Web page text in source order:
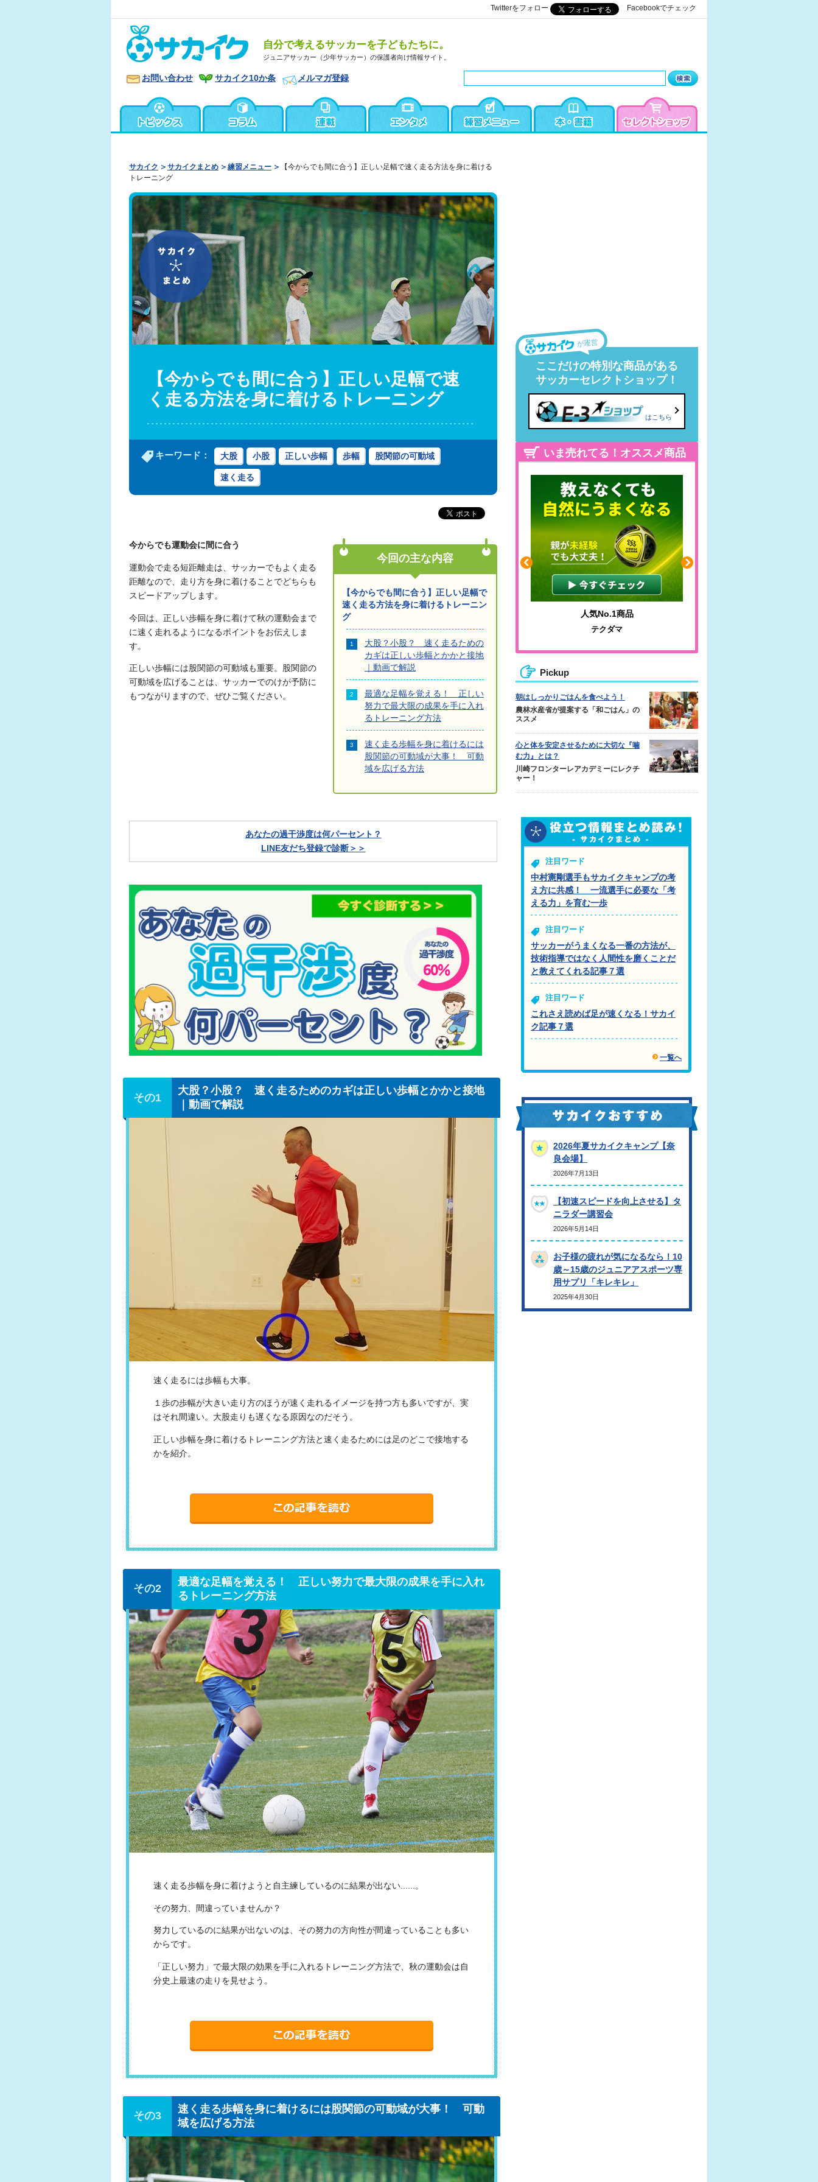
Twitterをフォロー Facebookでチェック
自分で考えるサッカーを子どもたちに。
ジュニアサッカー（少年サッカー）の保護者向け情報サイト。
お問い合わせ サカイク10か条 メルマガ登録
サカイク サカイクまとめ 練習メニュー
【今からでも間に合う】正しい足幅で速く走る方法を身に着ける
トレーニング
【今からでも間に合う】正しい足幅で速
く走る方法を身に着けるトレーニング
キーワード： 大股 小股 正しい歩幅 歩幅 股関節の可動域
速く走る
今回の主な内容
【今からでも間に合う】正しい足幅で
速く走る方法を身に着けるトレーニン
グ
大股？小股？ 速く走るための
カギは正しい歩幅とかかと接地
｜動画で解説
最適な足幅を覚える！ 正しい
努力で最大限の成果を手に入れ
るトレーニング方法
速く走る歩幅を身に着けるには
股関節の可動域が大事！ 可動
域を広げる方法
今からでも運動会に間に合う
運動会で走る短距離走は、サッカーでもよく走る
距離なので、走り方を身に着けることでどちらも
スピードアップします。
今回は、正しい歩幅を身に着けて秋の運動会まで
に速く走れるようになるポイントをお伝えしま
す。
正しい歩幅には股関節の可動域も重要。股関節の
可動域を広げることは、サッカーでのけが予防に
もつながりますので、ぜひご覧ください。
あなたの過干渉度は何パーセント？
LINE友だち登録で診断＞＞
大股？小股？ 速く走るためのカギは正しい歩幅とかかと接地
｜動画で解説
速く走るには歩幅も大事。
１歩の歩幅が大きい走り方のほうが速く走れるイメージを持つ方も多いですが、実
はそれ間違い。大股走りも遅くなる原因なのだそう。
正しい歩幅を身に着けるトレーニング方法と速く走るためには足のどこで接地する
かを紹介。
最適な足幅を覚える！ 正しい努力で最大限の成果を手に入れ
るトレーニング方法
速く走る歩幅を身に着けようと自主練しているのに結果が出ない......。
その努力、間違っていませんか？
努力しているのに結果が出ないのは、その努力の方向性が間違っていることも多い
からです。
「正しい努力」で最大限の効果を手に入れるトレーニング方法で、秋の運動会は自
分史上最速の走りを見せよう。
速く走る歩幅を身に着けるには股関節の可動域が大事！ 可動
域を広げる方法
が運営
ここだけの特別な商品がある
サッカーセレクトショップ！
はこちら
いま売れてる！オススメ商品
ジュニアレッグリカバリー
人気No.1商品
テクダマ
Pickup
朝はしっかりごはんを食べよう！
農林水産省が提案する「和ごはん」の
ススメ
心と体を安定させるために大切な『噛
む力』とは？
川崎フロンターレアカデミーにレクチ
ャー！
注目ワード
中村憲剛選手もサカイクキャンプの考
え方に共感！ 一流選手に必要な「考
える力」を育む一歩
注目ワード
サッカーがうまくなる一番の方法が、
技術指導ではなく人間性を磨くことだ
と教えてくれる記事７選
注目ワード
これさえ読めば足が速くなる！サカイ
ク記事７選
一覧へ
2026年夏サカイクキャンプ【奈
良会場】
2026年7月13日
【初速スピードを向上させる】タ
ニラダー講習会
2026年5月14日
お子様の疲れが気になるなら！10
歳～15歳のジュニアアスポーツ専
用サプリ「キレキレ」
2025年4月30日